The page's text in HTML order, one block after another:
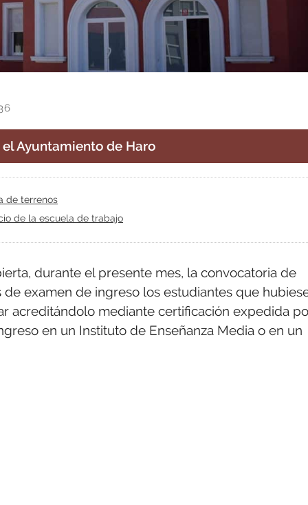
Ayuntamiento de Haro
de terrenos
de la escuela de trabajo
durante el presente mes, la convocatoria de
examen de ingreso los estudiantes que
acreditándolo mediante certificación expedida
en un Instituto de Enseñanza Media o en un